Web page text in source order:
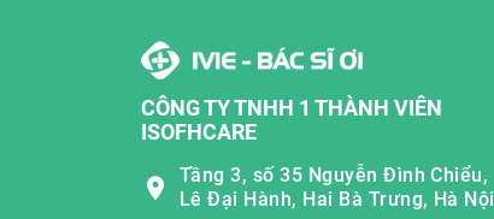
CÔNG TY TNHH 1 THÀNH VIÊN
ISOFHCARE
Tầng 3, số 35 Nguyễn Đình Chiểu,
Lê Đại Hành, Hai Bà Trưng, Hà Nội